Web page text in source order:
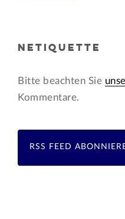
NETIQUETTE
Bitte beachten Sie
Kommentare.
RSS FEED